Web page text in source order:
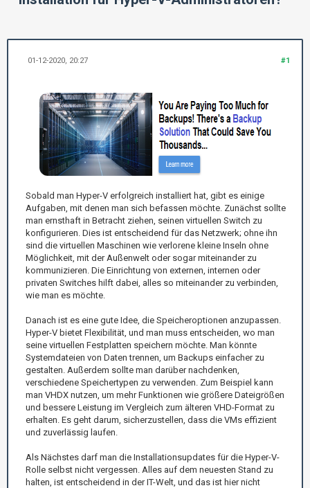
#1
01-12-2020, 20:27
Sobald man Hyper-V erfolgreich installiert hat, gibt es einige
Aufgaben, mit denen man sich befassen möchte. Zunächst sollte
man ernsthaft in Betracht ziehen, seinen virtuellen Switch zu
konfigurieren. Dies ist entscheidend für das Netzwerk; ohne ihn
sind die virtuellen Maschinen wie verlorene kleine Inseln ohne
Möglichkeit, mit der Außenwelt oder sogar miteinander zu
kommunizieren. Die Einrichtung von externen, internen oder
privaten Switches hilft dabei, alles so miteinander zu verbinden,
wie man es möchte.
Danach ist es eine gute Idee, die Speicheroptionen anzupassen.
Hyper-V bietet Flexibilität, und man muss entscheiden, wo man
seine virtuellen Festplatten speichern möchte. Man könnte
Systemdateien von Daten trennen, um Backups einfacher zu
gestalten. Außerdem sollte man darüber nachdenken,
verschiedene Speichertypen zu verwenden. Zum Beispiel kann
man VHDX nutzen, um mehr Funktionen wie größere Dateigrößen
und bessere Leistung im Vergleich zum älteren VHD-Format zu
erhalten. Es geht darum, sicherzustellen, dass die VMs effizient
und zuverlässig laufen.
Als Nächstes darf man die Installationsupdates für die Hyper-V-
Rolle selbst nicht vergessen. Alles auf dem neuesten Stand zu
halten, ist entscheidend in der IT-Welt, und das ist hier nicht